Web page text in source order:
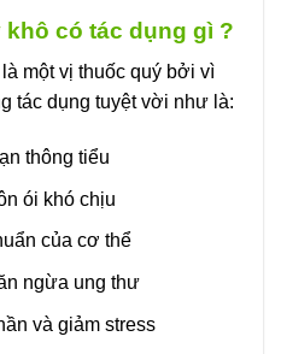
có tác dụng gì ?
một vị thuốc quý bởi vì
tác dụng tuyệt vời như là:
thông tiểu
ói khó chịu
của cơ thể
ngừa ung thư
và giảm stress